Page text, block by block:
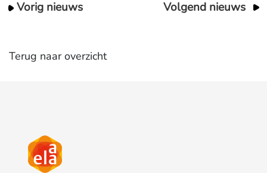
Vorig nieuws Volgend nieuws
Terug naar overzicht